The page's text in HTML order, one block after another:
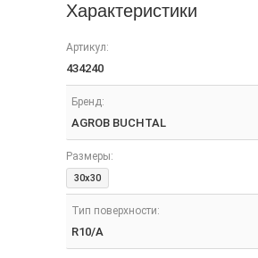
Характеристики
Артикул:
434240
Бренд:
AGROB BUCHTAL
Размеры:
30x30
Тип поверхности:
R10/A